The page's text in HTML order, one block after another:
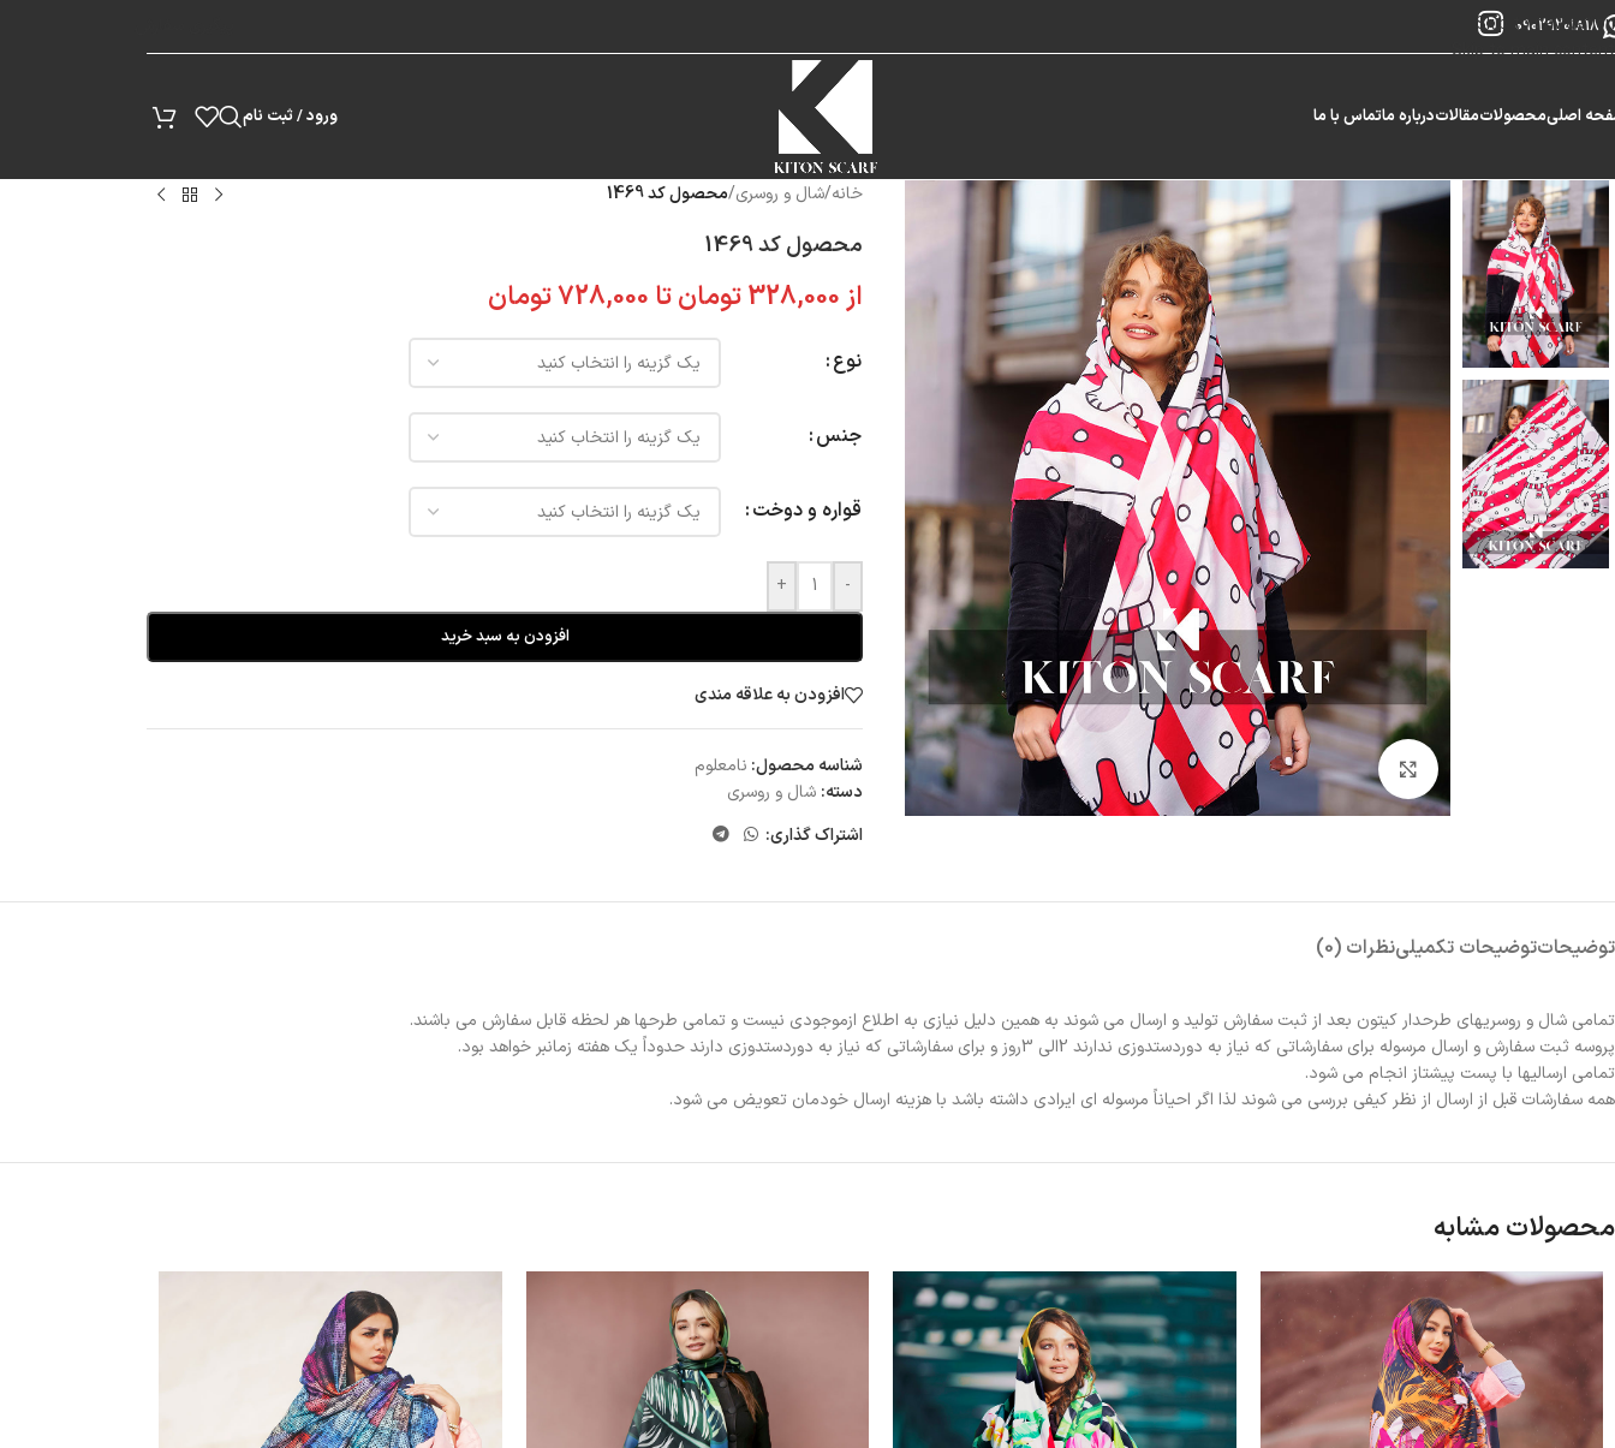
Skip to navigation
Skip to main content
09029201818
اصلیمحصولاتمقالاتدرباره ماتماس با ما ورود / ثبت نام
بزرگنمایی تصویر
خانه/شال و روسری/محصول کد 1469
محصول کد 1469
از328,000تومانتا 728,000تومان
نوع
جنس
قواره و دوخت
-
+
افزودن به سبد خرید
افزودن به علاقه مندی
شناسه محصول: نامعلوم
دسته: شال و روسری
اشتراک گذاری:
توضیحاتتوضیحات تکمیلینظرات (0)
تمامی شال و روسریهای طرحدار کیتون بعد از ثبت سفارش تولید و ارسال می شوند به همین دلیل نیازی به اطلاع ازموجودی نیست و تمامی طرحها هر لحظه قابل سفارش می باشند.
پروسه ثبت سفارش و ارسال مرسوله برای سفارشاتی که نیاز به دوردستدوزی ندارند 2الی 3روز و برای سفارشاتی که نیاز به دوردستدوزی دارند حدوداً یک هفته زمانبر خواهد بود.
تمامی ارسالیها با پست پیشتاز انجام می شود.
همه سفارشات قبل از ارسال از نظر کیفی بررسی می شوند لذا اگر احیاناً مرسوله ای ایرادی داشته باشد با هزینه ارسال خودمان تعویض می شود.
محصولات مشابه